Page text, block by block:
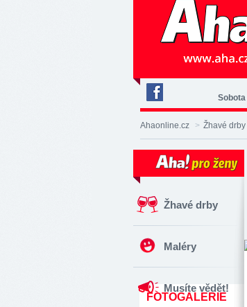
Deník
Aha!
na
Sobota
Ahaonline.cz > Žhavé drby
Žhavé drby
Maléry
Musíte vědět!
FOTOGALERIE